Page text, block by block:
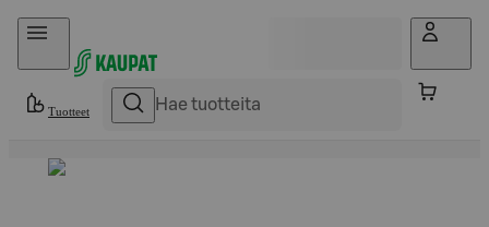
Hyppää sisältöön
Tuotteet